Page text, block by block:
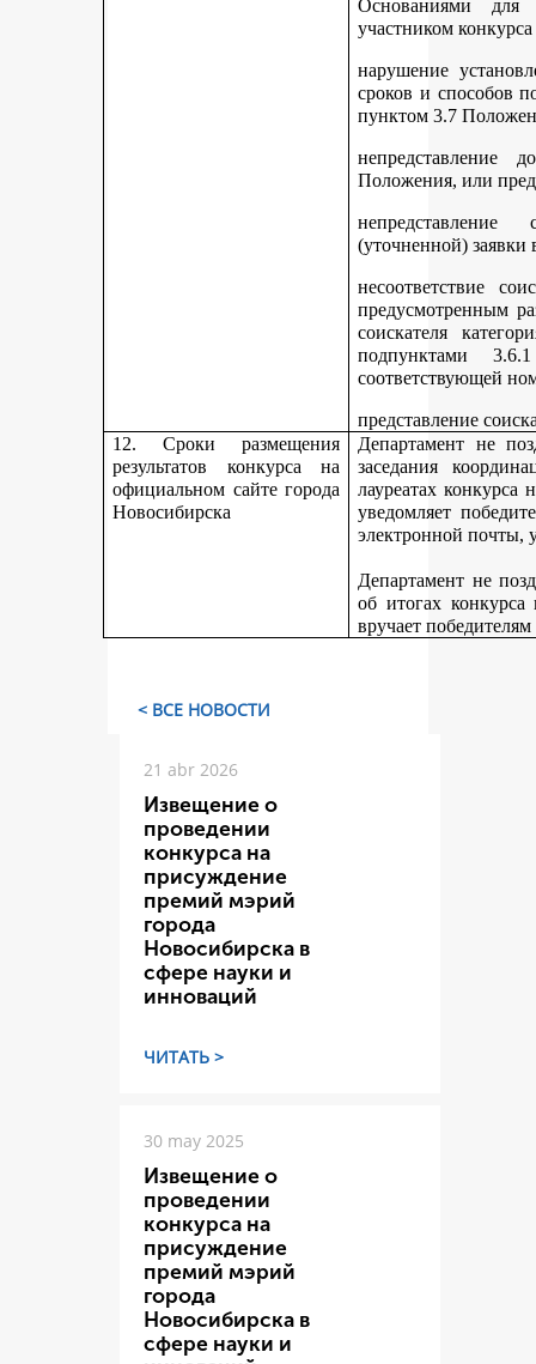
Основаниями для
участником
нарушение
сроков и способов
пунктом 3.7
непредставление
Положения, или
непредставление
(уточненной) заявки
несоответствие
предусмотренным
соискателя
подпунктами 3.6.1
соответствующей
представление
12. Сроки размещения
результатов конкурса на
официальном сайте города
Новосибирска
Департамент не
заседания
лауреатах
уведомляет
электронной почты,
Департамент не
об итогах
вручает
< ВСЕ НОВОСТИ
21 abr 2026
Извещение о
проведении
конкурса на
присуждение
премий мэрий
города
Новосибирска в
сфере науки и
инноваций
ЧИТАТЬ >
30 may 2025
Извещение о
проведении
конкурса на
присуждение
премий мэрий
города
Новосибирска в
сфере науки и